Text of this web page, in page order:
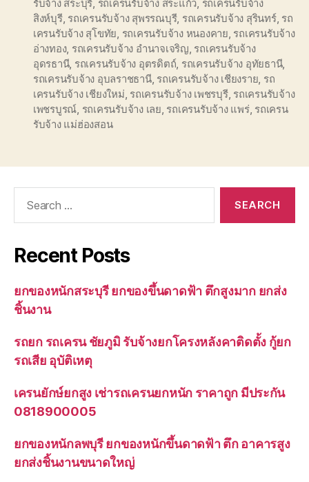
รับจ้าง สระบุรี รถเครนรับจ้าง สระแก้ว รถเครนรับจ้าง
สิงห์บุรี, รถเครนรับจ้าง สุพรรณบุรี, รถเครนรับจ้าง สุรินทร์, รถ
เครนรับจ้าง สุโขทัย รถเครนรับจ้าง หนองคาย รถเครนรับจ้าง
อ่างทอง, รถเครนรับจ้าง อำนาจเจริญ รถเครนรับจ้าง
อุดรธานี, รถเครนรับจ้าง อุตรดิตถ์, รถเครนรับจ้าง อุทัยธานี,
รถเครนรับจ้าง อุบลราชธานี, รถเครนรับจ้าง เชียงราย รถ
เครนรับจ้าง เชียงใหม่ รถเครนรับจ้าง เพชรบุรี, รถเครนรับจ้าง
เพชรบูรณ์ รถเครนรับจ้าง เลย รถเครนรับจ้าง แพร่, รถเครน
รับจ้าง แม่ฮ่องสอน
Recent Posts
ยกของหนักสระบุรี ยกของขึ้นดาดฟ้า ตึกสูงมาก ยกส่ง
ชิ้นงาน
รถยก รถเครน ชัยภูมิ รับจ้างยกโครงหลังคาติดตั้ง กู้ยก
รถเสีย อุบัติเหตุ
เครนยักษ์ยกสูง เช่ารถเครนยกหนัก ราคาถูก มีประกัน
0818900005
ยกของหนักลพบุรี ยกของหนักขึ้นดาดฟ้า ตึก อาคารสูง
ยกส่งชิ้นงานขนาดใหญ่